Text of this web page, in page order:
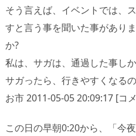
そう言えば、イベントでは、
すと言う事を聞いた事があり
か?
私は、サガは、通過した事し
サガったら、行きやすくなるの
お市 2011-05-05 20:09:17 [コ
この日の早朝0:20から、「今